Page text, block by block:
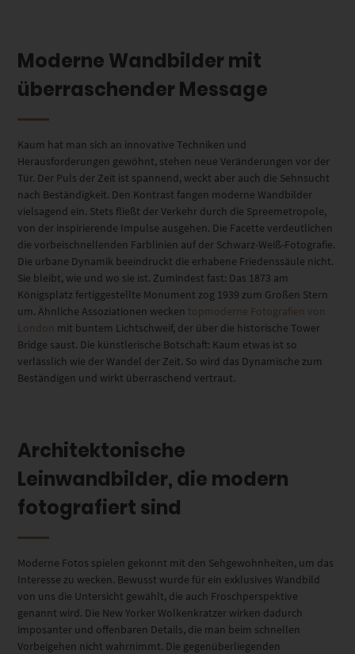
Moderne Wandbilder mit
überraschender Message
Kaum hat man sich an innovative Techniken und
Herausforderungen gewöhnt, stehen neue Veränderungen vor der
Tür. Der Puls der Zeit ist spannend, weckt aber auch die Sehnsucht
nach Beständigkeit. Den Kontrast fangen moderne Wandbilder
vielsagend ein. Stets fließt der Verkehr durch die Spreemetropole,
von der inspirierende Impulse ausgehen. Die Facette verdeutlichen
die vorbeischnellenden Farblinien auf der Schwarz-Weiß-Fotografie.
Die urbane Dynamik beeindruckt die erhabene Friedenssäule nicht.
Sie bleibt, wie und wo sie ist. Zumindest fast: Das 1873 am
Königsplatz fertiggestellte Monument zog 1939 zum Großen Stern
um. Ähnliche Assoziationen wecken topmoderne Fotografien von
London mit buntem Lichtschweif, der über die historische Tower
Bridge saust. Die künstlerische Botschaft: Kaum etwas ist so
verlässlich wie der Wandel der Zeit. So wird das Dynamische zum
Beständigen und wirkt überraschend vertraut.
Architektonische
Leinwandbilder, die modern
fotografiert sind
Moderne Fotos spielen gekonnt mit den Sehgewohnheiten, um das
Interesse zu wecken. Bewusst wurde für ein exklusives Wandbild
von uns die Untersicht gewählt, die auch Froschperspektive
genannt wird. Die New Yorker Wolkenkratzer wirken dadurch
imposanter und offenbaren Details, die man beim schnellen
Vorbeigehen nicht wahrnimmt. Die gegenüberliegenden